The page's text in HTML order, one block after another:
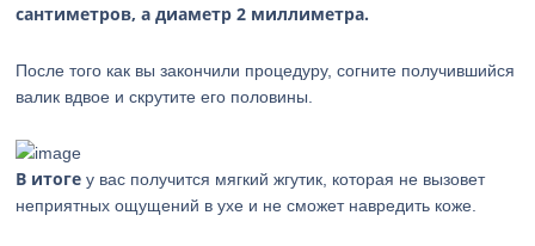
сантиметров, а диаметр 2 миллиметра.
После того как вы закончили процедуру, согните получившийся
валик вдвое и скрутите его половины.
В итоге у вас получится мягкий жгутик, которая не вызовет
неприятных ощущений в ухе и не сможет навредить коже.